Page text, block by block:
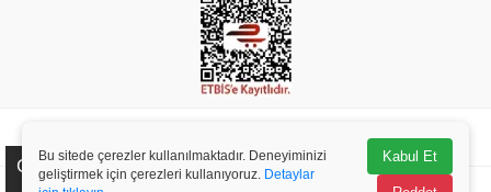
- Tüm Hakları Saklıdır.
Çerez Kullanımı
Bu sitede çerezler kullanılmaktadır. Deneyiminizi
geliştirmek için çerezleri kullanıyoruz. Detaylar
Kabul Et